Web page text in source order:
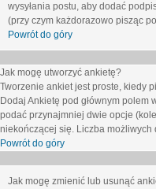
wysyłania postu, aby dodać
(przy czym każdorazowo pisząc
Powrót do góry
Jak mogę utworzyć ankietę?
Tworzenie ankiet jest proste, kiedy
Dodaj Ankietę pod głównym polem
podać przynajmniej dwie opcje
niekończącej się. Liczba
Powrót do góry
Jak mogę zmienić lub usunąć